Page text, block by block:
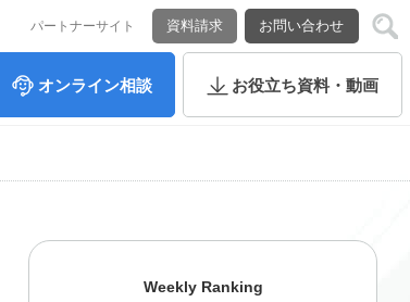
パートナーサイト 資料請求 お問い合わせ
オンライン相談 お役立ち資料・動画
Weekly Ranking